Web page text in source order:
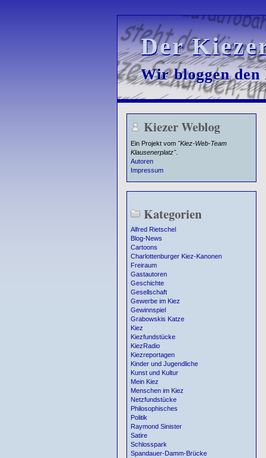
Der
Der
Wir bloggen
Wir bloggen
Kiezer Weblog
Ein Projekt vom "Kiez-Web-Team
Klausenerplatz".
Autoren
Impressum
Kategorien
Alfred Rietschel
Blog-News
Cartoons
Charlottenburger Kiez-Kanonen
Freiraum
Gastautoren
Geschichte
Gesellschaft
Gewerbe im Kiez
Gewinnspiel
Grabowskis Katze
Kiez
Kiezfundstücke
KiezRadio
Kiezreportagen
Kinder und Jugendliche
Kunst und Kultur
Mein Kiez
Menschen im Kiez
Netzfundstücke
Philosophisches
Politik
Raymond Sinister
Satire
Schlosspark
Spandauer-Damm-Brücke